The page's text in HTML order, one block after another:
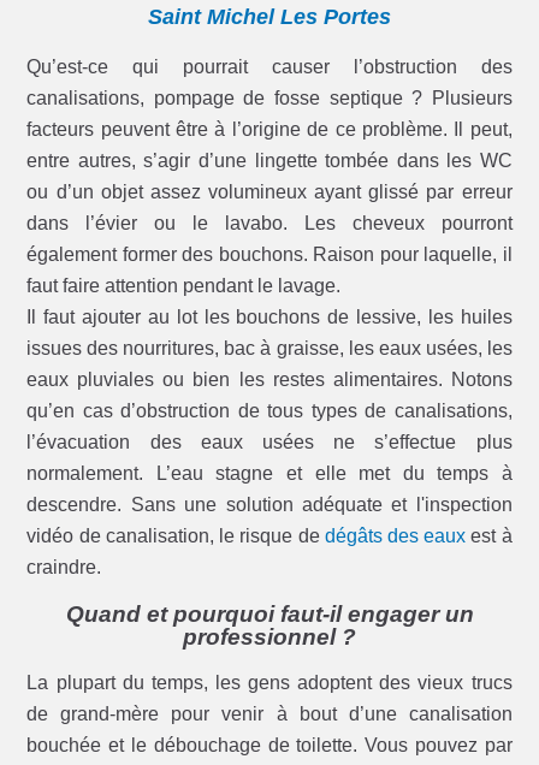
Saint Michel Les Portes
Qu’est-ce qui pourrait causer l’obstruction des
canalisations, pompage de fosse septique ? Plusieurs
facteurs peuvent être à l’origine de ce problème. Il peut,
entre autres, s’agir d’une lingette tombée dans les WC
ou d’un objet assez volumineux ayant glissé par erreur
dans l’évier ou le lavabo. Les cheveux pourront
également former des bouchons. Raison pour laquelle, il
faut faire attention pendant le lavage.
Il faut ajouter au lot les bouchons de lessive, les huiles
issues des nourritures, bac à graisse, les eaux usées, les
eaux pluviales ou bien les restes alimentaires. Notons
qu’en cas d’obstruction de tous types de canalisations,
l’évacuation des eaux usées ne s’effectue plus
normalement. L’eau stagne et elle met du temps à
descendre. Sans une solution adéquate et l'inspection
vidéo de canalisation, le risque de dégâts des eaux est à
craindre.
Quand et pourquoi faut-il engager un
professionnel ?
La plupart du temps, les gens adoptent des vieux trucs
de grand-mère pour venir à bout d’une canalisation
bouchée et le débouchage de toilette. Vous pouvez par